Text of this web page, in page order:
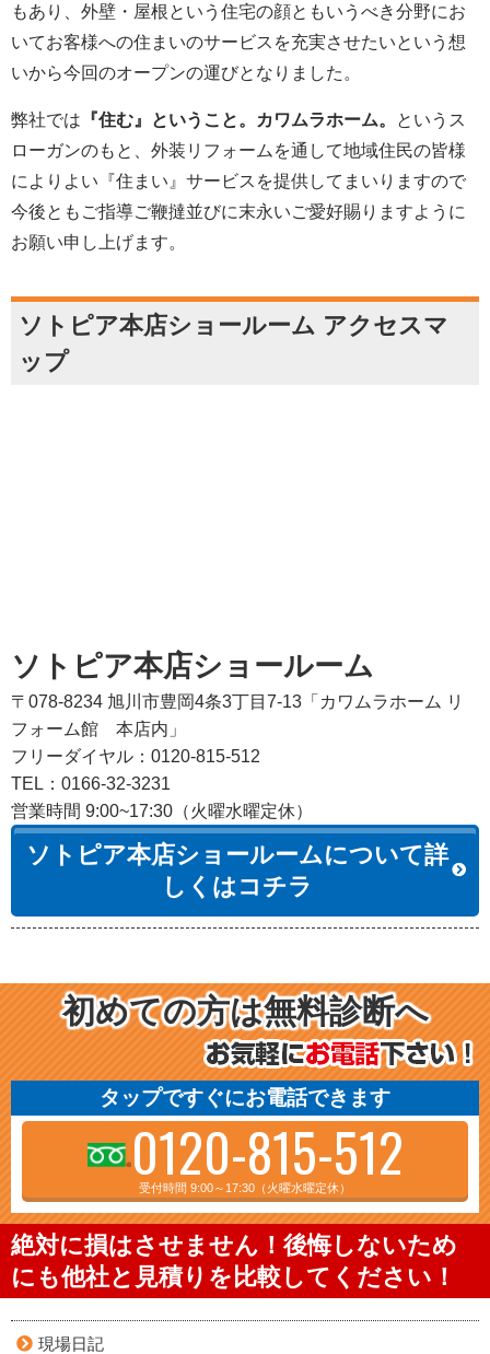
もあり、外壁・屋根という住宅の顔ともいうべき分野にお
いてお客様への住まいのサービスを充実させたいという想
いから今回のオープンの運びとなりました。
弊社では 『住む』ということ。カワムラホーム。
というス
ローガンのもと、外装リフォームを通して地域住民の皆様
によりよい『住まい』サービスを提供してまいりますので
今後ともご指導ご鞭撻並びに末永いご愛好賜りますように
お願い申し上げます。
ソトピア本店ショールーム アクセスマ
ップ
ソトピア本店ショールーム
〒078-8234 旭川市豊岡4条3丁目7-13「カワムラホーム リ
フォーム館 本店内」
フリーダイヤル：0120-815-512
TEL：0166-32-3231
営業時間 9:00~17:30（火曜水曜定休）
ソトピア本店ショールームについて詳
しくはコチラ
初めての方は無料診断へ
タップですぐにお電話できます
0120-815-512
受付時間 9:00～17:30（火曜水曜定休）
絶対に損はさせません！後悔しないため
にも他社と見積りを比較してください！
現場日記